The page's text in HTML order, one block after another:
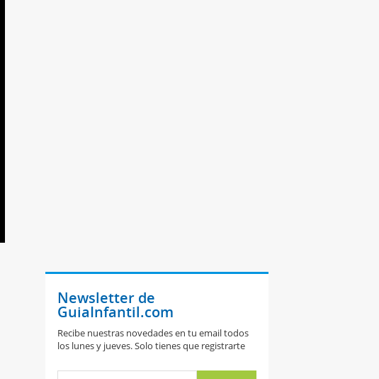
Newsletter de
GuiaInfantil.com
Recibe nuestras novedades en tu email todos
los lunes y jueves. Solo tienes que registrarte